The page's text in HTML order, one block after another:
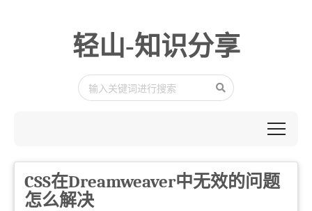
轻山-知识分享
CSS在Dreamweaver中无效的问题
怎么解决